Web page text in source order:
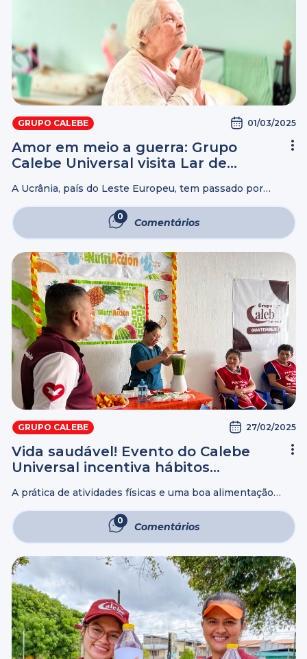
GRUPO CALEBE 01/03/2025
Amor em meio a guerra: Grupo
Calebe Universal visita Lar de
A Ucrânia, país do Leste Europeu, tem passado por
já dura quase quatro anos e, no meio deste momento
tenso, se ...
0 Comentários
GRUPO CALEBE 27/02/2025
Vida saudável! Evento do Calebe
Universal incentiva hábitos
A prática de atividades físicas e uma boa alimentação
por os de idade mais avançadas ou seja, os idosos. O
evento sobre ...
0 Comentários